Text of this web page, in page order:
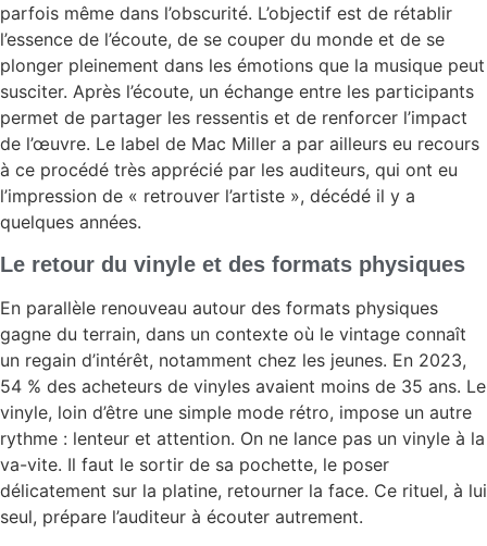
parfois même dans l’obscurité. L’objectif est de rétablir
l’essence de l’écoute, de se couper du monde et de se
plonger pleinement dans les émotions que la musique peut
susciter. Après l’écoute, un échange entre les participants
permet de partager les ressentis et de renforcer l’impact
de l’œuvre. Le label de Mac Miller a par ailleurs eu recours
à ce procédé très apprécié par les auditeurs, qui ont eu
l’impression de « retrouver l’artiste », décédé il y a
quelques années.
Le retour du vinyle et des formats physiques
En parallèle renouveau autour des formats physiques
gagne du terrain, dans un contexte où le vintage connaît
un regain d’intérêt, notamment chez les jeunes. En 2023,
54 % des acheteurs de vinyles avaient moins de 35 ans. Le
vinyle, loin d’être une simple mode rétro, impose un autre
rythme : lenteur et attention. On ne lance pas un vinyle à la
va-vite. Il faut le sortir de sa pochette, le poser
délicatement sur la platine, retourner la face. Ce rituel, à lui
seul, prépare l’auditeur à écouter autrement.